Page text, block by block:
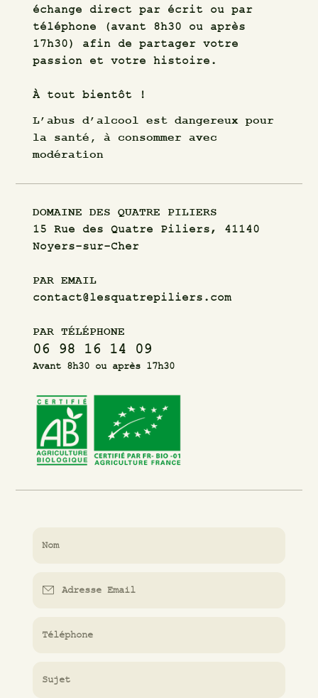
échange direct par écrit ou par
téléphone (avant 8h30 ou après
17h30) afin de partager votre
passion et votre histoire.
À tout bientôt !
L’abus d’alcool est dangereux pour
la santé, à consommer avec
modération
DOMAINE DESQUATRE PILIERS
15 Rue des Quatre Piliers, 41140
Noyers-sur-Cher
PAR EMAIL
contact@lesquatrepiliers.com
PAR TÉLÉPHONE
06 98 16 14 09
Avant 8h30 ou après 17h30